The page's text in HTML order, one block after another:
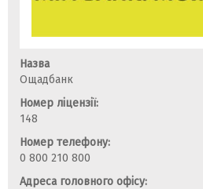
Назва
Ощадбанк
Номер ліцензії:
148
Номер телефону:
0 800 210 800
Адреса головного офісу: